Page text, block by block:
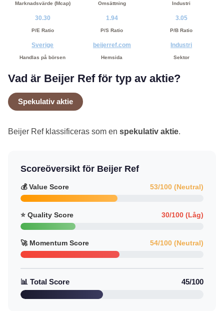
Marknadsvärde (Mcap) Omsättning Industri
30.30
P/E Ratio
1.94
P/S Ratio
3.05
P/B Ratio
Sverige
Handlas på börsen
beijerref.com
Hemsida
Industri
Sektor
Vad är Beijer Ref för typ av aktie?
Spekulativ aktie
Beijer Ref klassificeras som en spekulativ aktie.
Scoreöversikt för Beijer Ref
💰 Value Score 53/100 (Neutral)
⭐ Quality Score 30/100 (Låg)
🚀 Momentum Score 54/100 (Neutral)
📊 Total Score 45/100